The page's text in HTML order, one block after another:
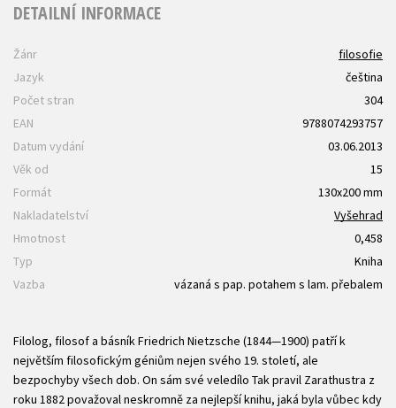
DETAILNÍ INFORMACE
Žánr
filosofie
Jazyk
čeština
Počet stran
304
EAN
9788074293757
Datum vydání
03.06.2013
Věk od
15
Formát
130x200 mm
Nakladatelství
Vyšehrad
Hmotnost
0,458
Typ
Kniha
Vazba
vázaná s pap. potahem s lam. přebalem
Filolog, filosof a básník Friedrich Nietzsche (1844—1900) patří k
největším filosofickým géniům nejen svého 19. století, ale
bezpochyby všech dob. On sám své veledílo Tak pravil Zarathustra z
roku 1882 považoval neskromně za nejlepší knihu, jaká byla vůbec kdy